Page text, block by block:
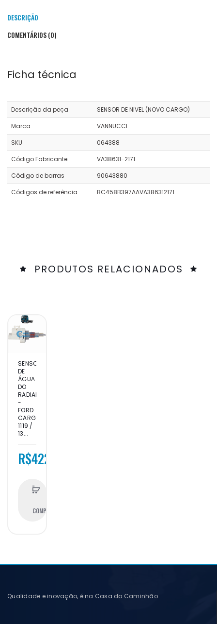
DESCRIÇÃO
COMENTÁRIOS (0)
Ficha técnica
Descrição da peça
SENSOR DE NIVEL (NOVO CARGO)
Marca
VANNUCCI
SKU
064388
Código Fabricante
VA38631-2171
Código de barras
90643880
Códigos de referência
BC458B397AAVA386312171
PRODUTOS RELACIONADOS
SENSOR
DE
ÁGUA
DO
RADIADOR
-
FORD
CARGO
1119 /
13...
R$422,71
COMPRAR
Qualidade e inovação, é na Casa do Caminhão